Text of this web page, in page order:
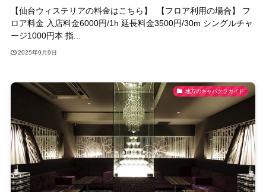
【仙台ウィステリアの料金はこちら】 【フロア利用の場合】 フ
ロア料金 入店料金6000円/1h 延長料金3500円/30m シングルチャ
ージ1000円本 指...
2025年9月9日
地方のキャバクラガイド